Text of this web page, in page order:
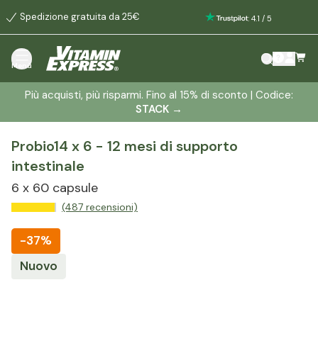
Spedizione gratuita da 25€ : 4.1 / 5
Menù
Più acquisti, più risparmi. Fino al 15% di sconto | Codice:
STACK →
Probio14 x 6 - 12 mesi di supporto
intestinale
6 x 60 capsule
(487 recensioni)
-37%
Nuovo